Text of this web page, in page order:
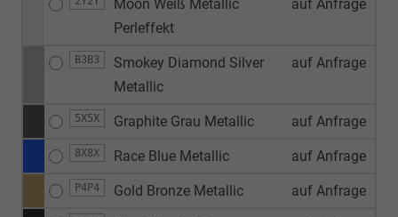
Moon Weiß Metallic
Perleffekt
auf Anfrage
B3B3
Smokey Diamond Silver
Metallic
auf Anfrage
5X5X Graphite Grau Metallic auf Anfrage
8X8X Race Blue Metallic auf Anfrage
P4P4 Gold Bronze Metallic auf Anfrage